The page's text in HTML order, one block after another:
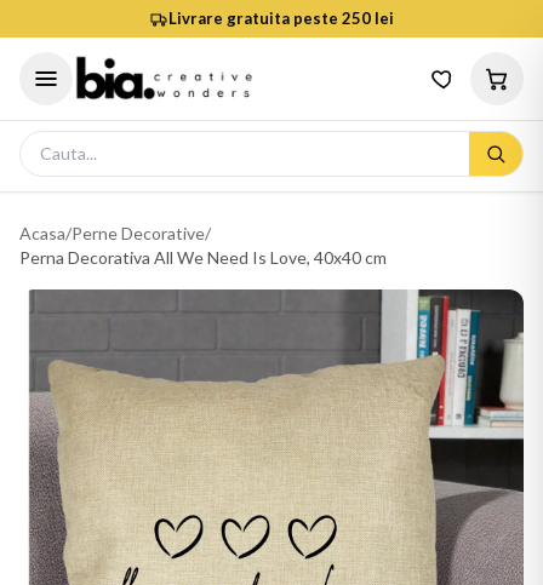
Livrare gratuita peste 250 lei
Acasa/Perne Decorative/
Perna Decorativa All We Need Is Love, 40x40 cm